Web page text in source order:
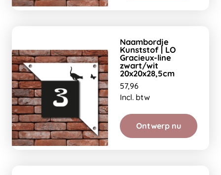
Naambordje
Kunststof | LO
Gracieux-line
zwart/wit
20x20x28,5cm
57,96
Incl. btw
Ontwerp nu